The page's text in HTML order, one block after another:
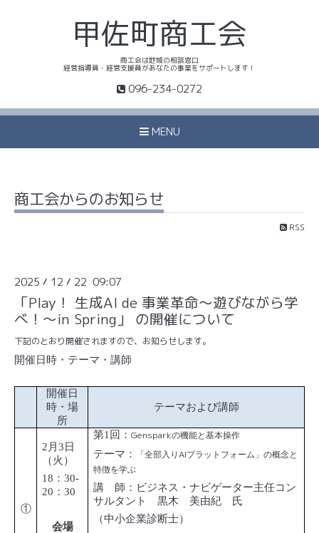
甲佐町商工会
商工会は地域の相談窓口
経営指導員・経営支援員があなたの事業をサポートします！
096-234-0272
MENU
商工会からのお知らせ
RSS
2025 / 12 / 22 09:07
「Play！ 生成AI de 事業革命～遊びながら学
べ！～in Spring」 の開催について
下記のとおり開催されますので、お知らせします。
開催日時・テーマ・講師
開催日
時・場
所
テーマおよび講師
①
2 月3日
（火）
18 ：30-
20 ：30
会場
第1 回：Gensparkの機能と基本操作
テーマ： 「全部入り AIプラットフォーム」の概念と
特徴を学ぶ
講 師： ビジネス・ナビゲーター主任コン
サルタント 黒木 美由紀 氏
（中小企業診断士）